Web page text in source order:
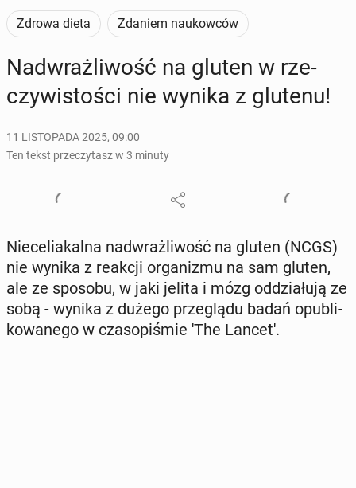
Zdrowa dieta Zdaniem naukowców
Nad­wraż­li­wość na gluten w rze­
czy­wi­sto­ści nie wynika z glutenu!
11 LISTOPADA 2025, 09:00
Ten tekst przeczytasz w 3 minuty
Nie­ce­lia­kal­na nad­wraż­li­wość na gluten (NCGS)
nie wynika z reakcji or­ga­ni­zmu na sam gluten,
ale ze sposobu, w jaki jelita i mózg od­dzia­łu­ją ze
sobą - wynika z dużego prze­glą­du badań opu­bli­
ko­wa­ne­go w cza­so­pi­śmie 'The Lancet'.